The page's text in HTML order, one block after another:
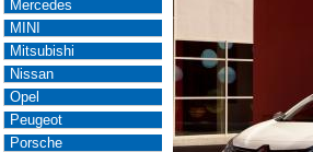
Mercedes
MINI
Mitsubishi
Nissan
Opel
Peugeot
Porsche